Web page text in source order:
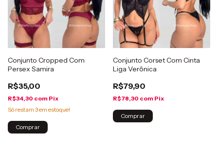
Conjunto Cropped Com
Persex Samira
R$35,00
R$34,30 com Pix
Só restam 3em estoque!
Comprar
Conjunto Corset Com Cinta
Liga Verônica
R$79,90
R$78,30 com Pix
Comprar